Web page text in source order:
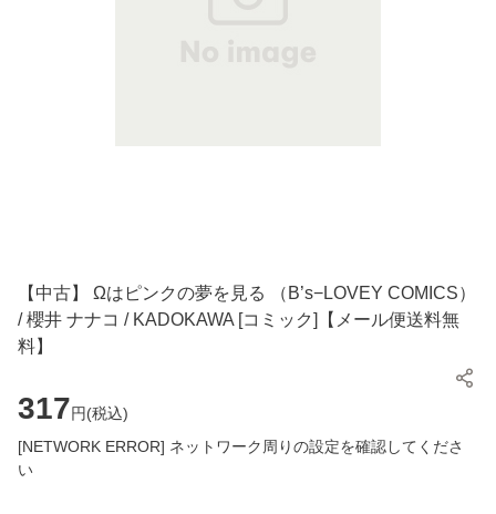
【中古】 Ωはピンクの夢を見る （B’s−LOVEY COMICS）
/ 櫻井 ナナコ / KADOKAWA [コミック]【メール便送料無
料】
317円(税込)
[NETWORK ERROR] ネットワーク周りの設定を確認してくださ
い